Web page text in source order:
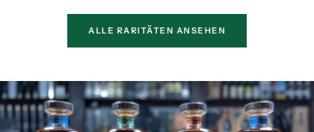
ALLE RARITÄTEN ANSEHEN